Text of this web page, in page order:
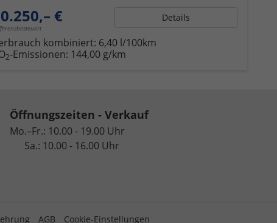
€ Details
kombiniert: 6,40 l/100km
2-Emissionen: 144,00 g/km
Öffnungszeiten - Verkauf
Mo.–Fr.: 10.00 - 19.00 Uhr
Sa.: 10.00 - 16.00 Uhr
AGB Cookie-Einstellungen